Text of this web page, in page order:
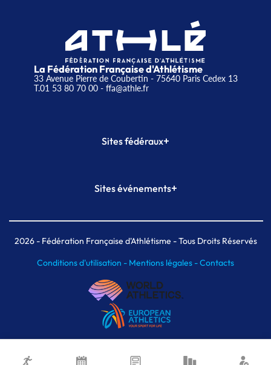
La Fédération Française d'Athlétisme
33 Avenue Pierre de Coubertin - 75640 Paris Cedex 13
T.01 53 80 70 00- ffa@athle.fr
Sites fédéraux+
Plateforme Formation
Sites événements+
Meeting de Paris indoor
MAIF Ekiden de Paris
2026- Fédération Française d'Athlétisme - Tous Droits Réservés
Conditions d'utilisation - Mentions légales -Contacts